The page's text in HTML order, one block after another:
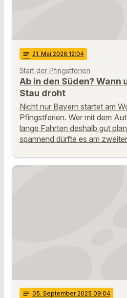
notes 21. Mai 2026 12:04
Start der Pfingstferien
Ab in den Süden? Wann
Stau droht
Nicht nur Bayern startet am
Pfingstferien. Wer mit dem
lange Fahrten deshalb gut
spannend dürfte es am
notes 05. September 2025 09:04